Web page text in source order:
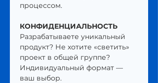
процессом.
КОНФИДЕНЦИАЛЬНОСТЬ
Разрабатываете уникальный
продукт? Не хотите «светить»
проект в общей группе?
Индивидуальный формат —
ваш выбор.